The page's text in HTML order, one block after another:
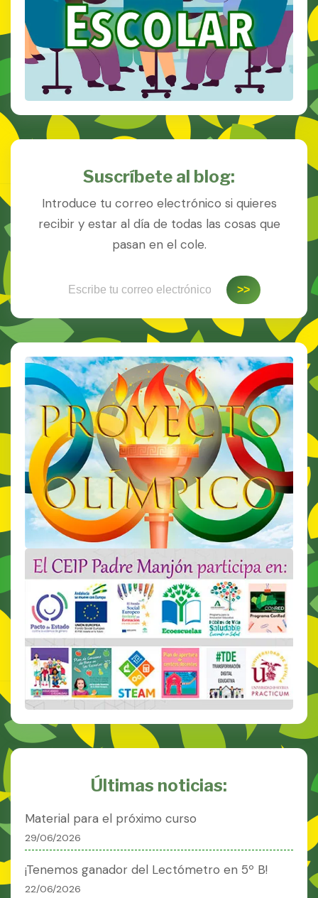
Suscríbete al blog:
Introduce tu correo electrónico si quieres
recibir y estar al día de todas las cosas que
pasan en el cole.
>>
Últimas noticias:
Material para el próximo curso
29/06/2026
¡Tenemos ganador del Lectómetro en 5º B!
22/06/2026